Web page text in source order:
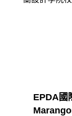
EPDA國